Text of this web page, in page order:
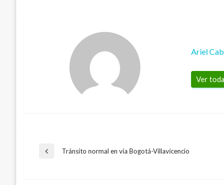
Ariel
Ver
Navegación
Entrada
Tránsito normal en vía Bogotá-Villavicencio